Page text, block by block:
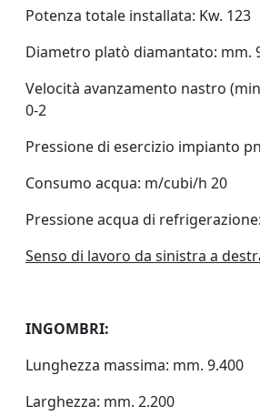
Potenza totale installata: Kw. 123
Diametro platò diamantato: mm.
Velocità avanzamento nastro
0-2
Pressione di esercizio impianto
Consumo acqua: m/cubi/h 20
Pressione acqua di
Senso di lavoro da sinistra a
INGOMBRI:
Lunghezza massima: mm. 9.400
Larghezza: mm. 2.200